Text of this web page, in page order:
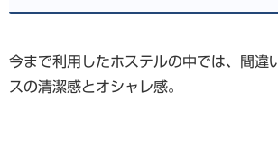
今まで利用したホステルの中では、間違
スの清潔感とオシャレ感。